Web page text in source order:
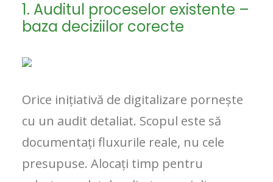
1. Auditul proceselor existente –
baza deciziilor corecte
Orice inițiativă de digitalizare pornește
cu un audit detaliat. Scopul este să
documentați fluxurile reale, nu cele
presupuse. Alocați timp pentru